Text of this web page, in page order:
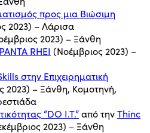
προς μια Βιώσιμη
2023) – Λάρισα
2023) – Ξάνθη
RHEI (Νοέμβριος 2023) –
στην Επιχειρηματική
2023) – Ξάνθη, Κομοτηνή,
“DO I.T.”από τηνThinc
2023) – Ξάνθη